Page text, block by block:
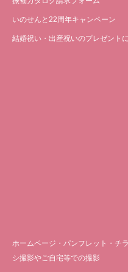
いのせんと22周年キャンペーン
結婚祝い・出産祝いのプレゼントに
ホームページ・パンフレット・チラ
シ撮影やご自宅等での撮影